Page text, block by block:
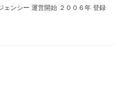
ェンシー 運営開始 ２００６年 登録